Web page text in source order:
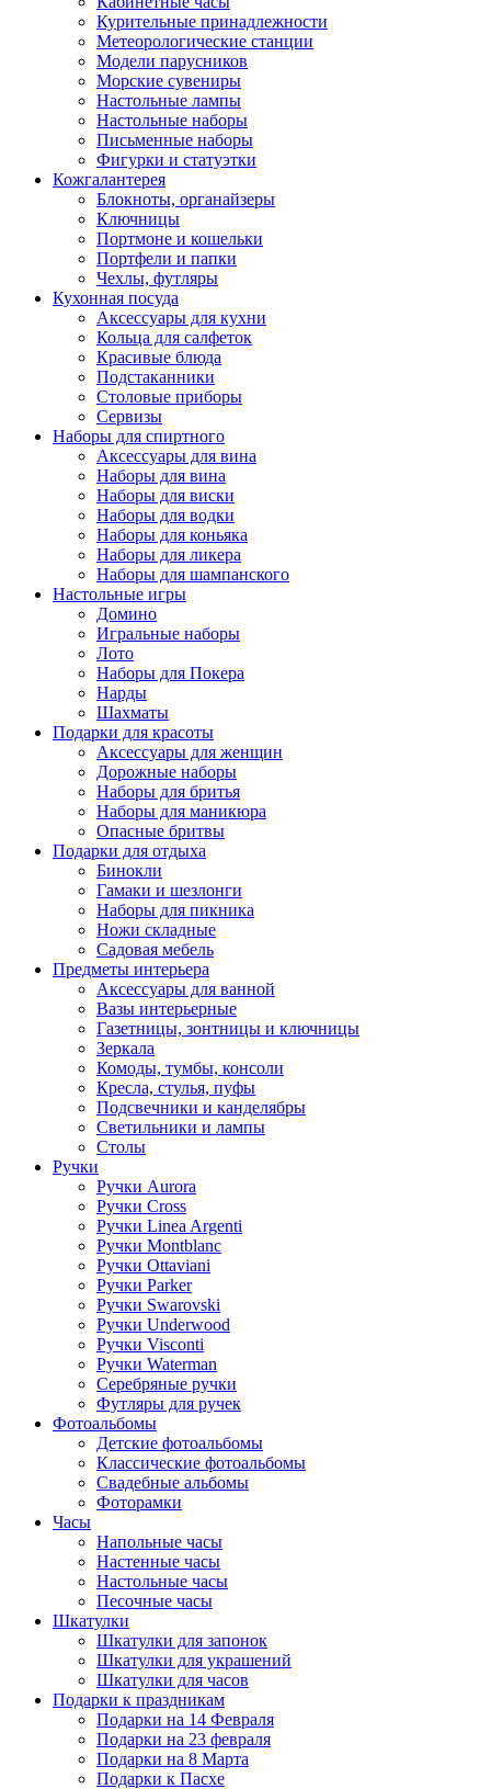
Курительные принадлежности
Метеорологические станции
Модели парусников
Морские сувениры
Настольные лампы
Настольные наборы
Письменные наборы
Фигурки и статуэтки
Кожгалантерея
Блокноты, органайзеры
Ключницы
Портмоне и кошельки
Портфели и папки
Чехлы, футляры
Кухонная посуда
Аксессуары для кухни
Кольца для салфеток
Красивые блюда
Подстаканники
Столовые приборы
Cервизы
Наборы для спиртного
Аксессуары для вина
Наборы для вина
Наборы для виски
Наборы для водки
Наборы для коньяка
Наборы для ликера
Наборы для шампанского
Настольные игры
Домино
Игральные наборы
Лото
Наборы для Покера
Нарды
Шахматы
Подарки для красоты
Аксессуары для женщин
Дорожные наборы
Наборы для бритья
Наборы для маникюра
Опасные бритвы
Подарки для отдыха
Бинокли
Гамаки и шезлонги
Наборы для пикника
Ножи складные
Садовая мебель
Предметы интерьера
Аксессуары для ванной
Вазы интерьерные
Газетницы, зонтницы и ключницы
Зеркала
Комоды, тумбы, консоли
Кресла, стулья, пуфы
Подсвечники и канделябры
Светильники и лампы
Столы
Ручки
Ручки Aurora
Ручки Cross
Ручки Linea Argenti
Ручки Montblanc
Ручки Ottaviani
Ручки Parker
Ручки Swarovski
Ручки Underwood
Ручки Visconti
Ручки Waterman
Серебряные ручки
Футляры для ручек
Фотоальбомы
Детские фотоальбомы
Классические фотоальбомы
Свадебные альбомы
Фоторамки
Часы
Напольные часы
Настенные часы
Настольные часы
Песочные часы
Шкатулки
Шкатулки для запонок
Шкатулки для украшений
Шкатулки для часов
Подарки к праздникам
Подарки на 14 Февраля
Подарки на 23 февраля
Подарки на 8 Марта
Подарки к Пасхе